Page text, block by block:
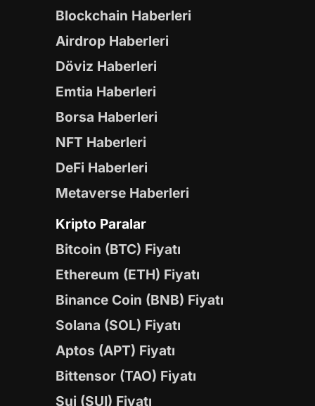
Blockchain Haberleri
Airdrop Haberleri
Döviz Haberleri
Emtia Haberleri
Borsa Haberleri
NFT Haberleri
DeFi Haberleri
Metaverse Haberleri
Kripto Paralar
Bitcoin (BTC) Fiyatı
Ethereum (ETH) Fiyatı
Binance Coin (BNB) Fiyatı
Solana (SOL) Fiyatı
Aptos (APT) Fiyatı
Bittensor (TAO) Fiyatı
Sui (SUI) Fiyatı